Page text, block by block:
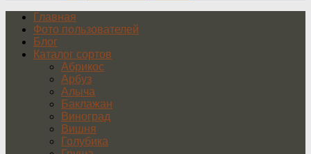
Главная
Фото пользователей
Блог
Каталог сортов
Абрикос
Арбуз
Алыча
Баклажан
Виноград
Вишня
Голубика